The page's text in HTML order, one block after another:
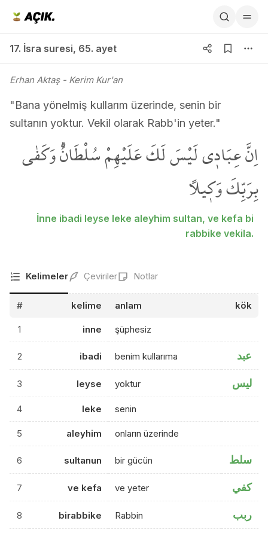
17. İsra suresi, 65. ayet
Erhan Aktaş- Kerim Kur'an
"Bana yönelmiş kullarım üzerinde, senin bir
sultanın yoktur. Vekil olarak Rabb'in yeter."
اِنَّ عِبَاد۪ي لَيْسَ لَكَ عَلَيْهِمْ سُلْطَانٌۜ وَكَفٰى
بِرَبِّكَ وَك۪يلاً
İnne ibadi leyse leke aleyhim sultan, ve kefa bi
rabbike vekila.
Kelimeler Çeviriler Notlar
# kelime anlam kök
1 inne şüphesiz
2 ibadi benim kullarıma عبد
3 leyse yoktur ليس
4 leke senin
5 aleyhim onların üzerinde
6 sultanun bir gücün سلط
7 ve kefa ve yeter كفي
8 birabbike Rabbin ربب